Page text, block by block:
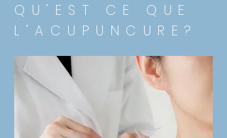
QU’EST CE QUE
L’ACUPUNCURE?